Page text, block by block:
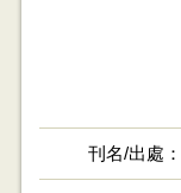
刊名/出處